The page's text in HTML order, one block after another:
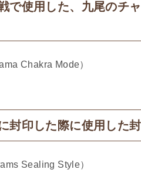
で使用した、九尾のチ
Chakra Mode）
封印した際に使用した
Sealing Style）